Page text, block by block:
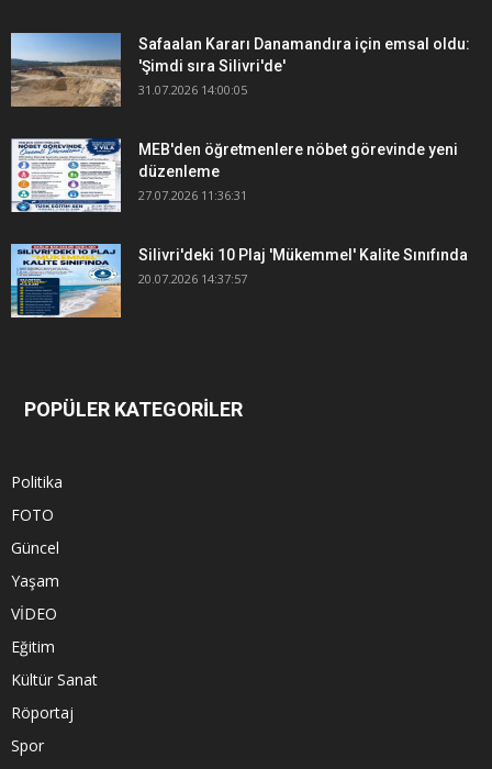
Safaalan Kararı Danamandıra için emsal oldu:
'Şimdi sıra Silivri'de'
31.07.2026 14:00:05
MEB'den öğretmenlere nöbet görevinde yeni
düzenleme
27.07.2026 11:36:31
Silivri'deki 10 Plaj 'Mükemmel' Kalite Sınıfında
20.07.2026 14:37:57
POPÜLER KATEGORİLER
Politika
FOTO
Güncel
Yaşam
VİDEO
Eğitim
Kültür Sanat
Röportaj
Spor